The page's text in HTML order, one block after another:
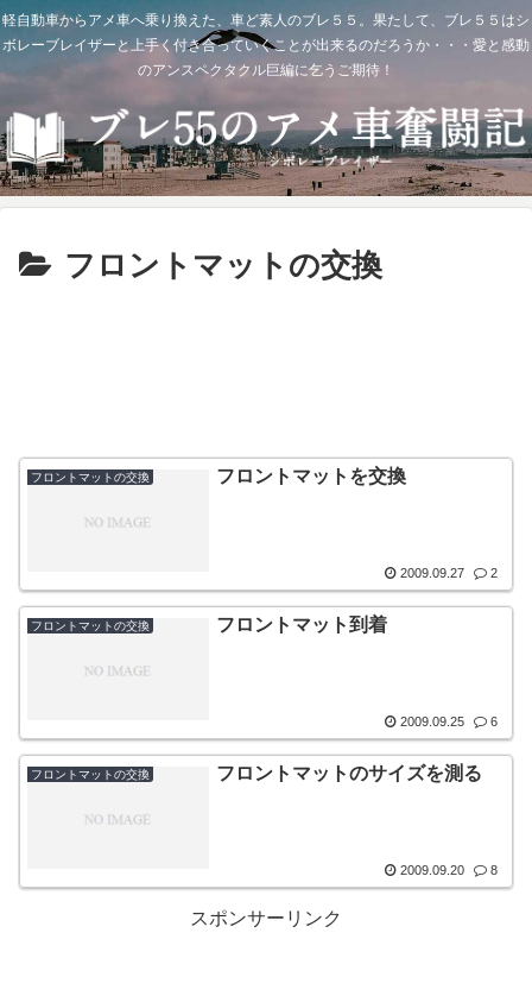
軽自動車からアメ車へ乗り換えた、車ど素人のブレ５５。果たして、ブレ５５はシ
ボレーブレイザーと上手く付き合っていくことが出来るのだろうか・・・愛と感動
のアンスペクタクル巨編に乞うご期待！
フロントマットの交換
フロントマットの交換 フロントマットを交換
2009.09.27 2
フロントマットの交換 フロントマット到着
2009.09.25 6
フロントマットの交換 フロントマットのサイズを測る
2009.09.20 8
スポンサーリンク